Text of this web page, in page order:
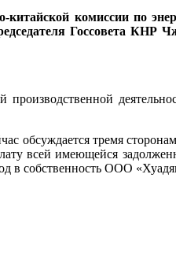
комиссии по
Госсовета КНР
обсуждается тремя
всей имеющейся
в собственность ООО